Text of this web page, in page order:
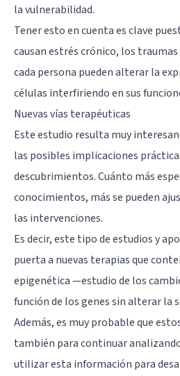
la vulnerabilidad.
Tener esto en cuenta es clave
causan estrés crónico, los
cada persona pueden alterar la
células interfiriendo en sus
Nuevas vías terapéuticas
Este estudio resulta muy
las posibles implicaciones
descubrimientos. Cuánto más
conocimientos, más se pueden
las intervenciones.
Es decir, este tipo de estudios y
puerta a nuevas terapias que
epigenética —estudio de los
función de los genes sin alterar la
Además, es muy probable que
también para continuar
utilizar esta información para